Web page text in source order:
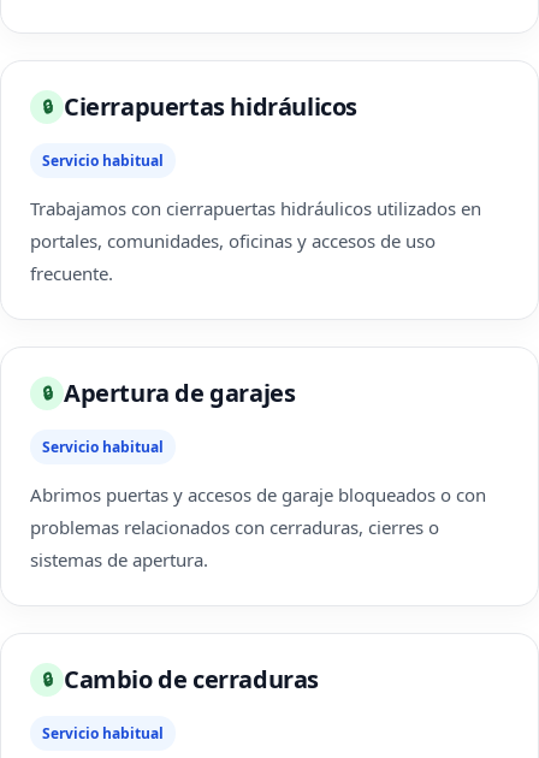
🔒 Cierrapuertas hidráulicos
Servicio habitual
Trabajamos con cierrapuertas hidráulicos utilizados en
portales, comunidades, oficinas y accesos de uso
frecuente.
🔒 Apertura de garajes
Servicio habitual
Abrimos puertas y accesos de garaje bloqueados o con
problemas relacionados con cerraduras, cierres o
sistemas de apertura.
🔒 Cambio de cerraduras
Servicio habitual